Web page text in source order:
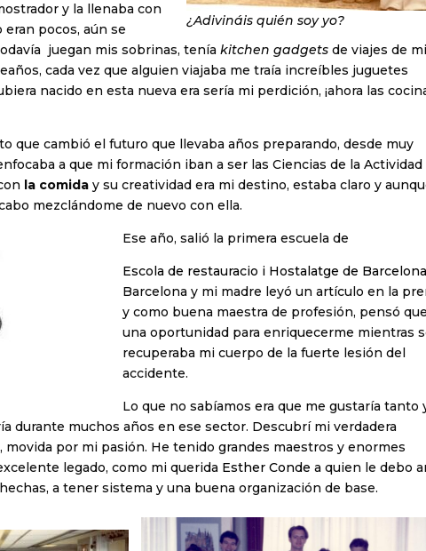
¿Adivináis quién soy yo?
y la llenaba con
pocos, aún se
juegan mis sobrinas, teníakitchen gadgets de viajes de
cada vez que alguien viajaba me traía increíbles juguetes
nacido en esta nueva era sería mi perdición, ¡ahora las
que cambió el futuro que llevaba años preparando, desde muy
a que mi formación iban a ser las Ciencias de la Actividad
la comida y su creatividad era mi destino, estaba claro y
mezclándome de nuevo con ella.
Ese año, salió la primera escuela de
Escola de restauracio i Hostalatge de
Barcelona y mi madre leyó un artículo en la
y como buena maestra de profesión, pensó
una oportunidad para enriquecerme mientras
recuperaba mi cuerpo de la fuerte lesión del
accidente.
Lo que no sabíamos era que me gustaría tanto
durante muchos años en ese sector. Descubrí mi verdadera
por mi pasión. He tenido grandes maestros y enormes
legado, como mi querida Esther Conde a quien le debo
a tener sistema y una buena organización de base.